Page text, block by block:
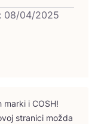
08/04/2025
mar­ki i COSH!
stra­ni­ci možda